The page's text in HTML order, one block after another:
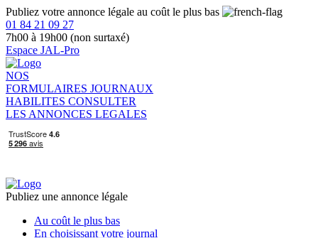
Publiez votre annonce légale au coût le plus bas
01 84 21 09 27
7h00 à 19h00 (non surtaxé)
Espace JAL-Pro
NOS
FORMULAIRES JOURNAUX
HABILITES CONSULTER
LES ANNONCES LEGALES
Publiez une annonce légale
Au coût le plus bas
En choisissant votre journal